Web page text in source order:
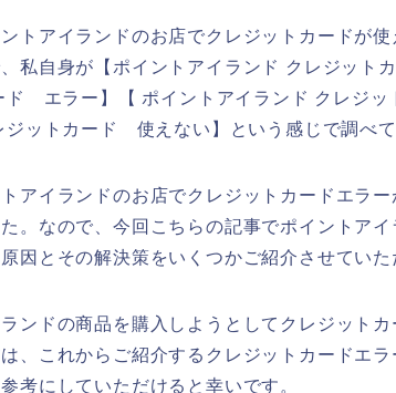
トアイランドのお店でクレジットカードが
私自身が【ポイントアイランド クレジット
ド エラー】【 ポイントアイランド クレジ
ジットカード 使えない】という感じで調べて
アイランドのお店でクレジットカードエラ
。なので、今回こちらの記事でポイントア
因とその解決策をいくつかご紹介させていた
ンドの商品を購入しようとしてクレジット
、これからご紹介するクレジットカードエ
考にしていただけると幸いです。